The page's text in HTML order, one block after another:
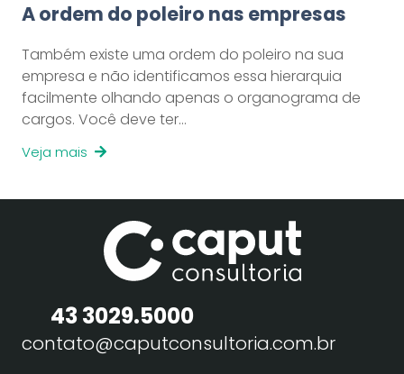
A ordem do poleiro nas empresas
Também existe uma ordem do poleiro na sua
empresa e não identificamos essa hierarquia
facilmente olhando apenas o organograma de
cargos. Você deve ter…
Veja mais
43 3029.5000
contato@caputconsultoria.com.br